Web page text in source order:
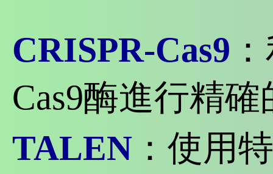
CRISPR-Cas9
Cas9酶進行精
TALEN ：使用